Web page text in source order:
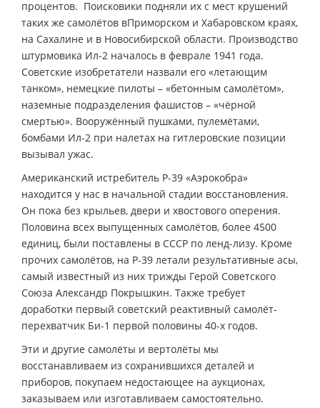
процентов. Поисковики подняли их с мест крушений
таких же самолётов вПриморском и Хабаровском краях,
на Сахалине и в Новосибирской области. Производство
штурмовика Ил-2 началось в феврале 1941 года.
Советские изобретатели назвали его «летающим
танком», немецкие пилоты – «бетонным самолётом»,
наземные подразделения фашистов – «чёрной
смертью». Вооружённый пушками, пулемётами,
бомбами Ил-2 при налетах на гитлеровские позиции
вызывал ужас.
Американский истребитель P-39 «Aэрокобра»
находится у нас в начальной стадии восстановления.
Он пока без крыльев, двери и хвостового оперения.
Половина всех выпущенных самолётов, более 4500
единиц, были поставлены в СССР по ленд-лизу. Кроме
прочих самолётов, на P-39 летали результативные асы,
самый известный из них трижды Герой Советского
Союза Александр Покрышкин. Также требует
доработки первый советский реактивный самолёт-
перехватчик Би-1 первой половины 40-х годов.
Эти и другие самолёты и вертолёты мы
восстанавливаем из сохранившихся деталей и
приборов, покупаем недостающее на аукционах,
заказываем или изготавливаем самостоятельно.